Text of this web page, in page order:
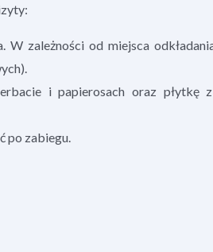
zależności od miejsca
i papierosach oraz płytkę
po zabiegu.